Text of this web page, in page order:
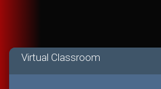
Virtual Classroom